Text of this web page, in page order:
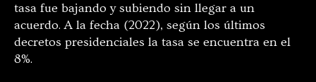
tasa fue bajando y subiendo sin llegar a un
acuerdo. A la fecha (2022), según los últimos
decretos presidenciales la tasa se encuentra en el
8%.